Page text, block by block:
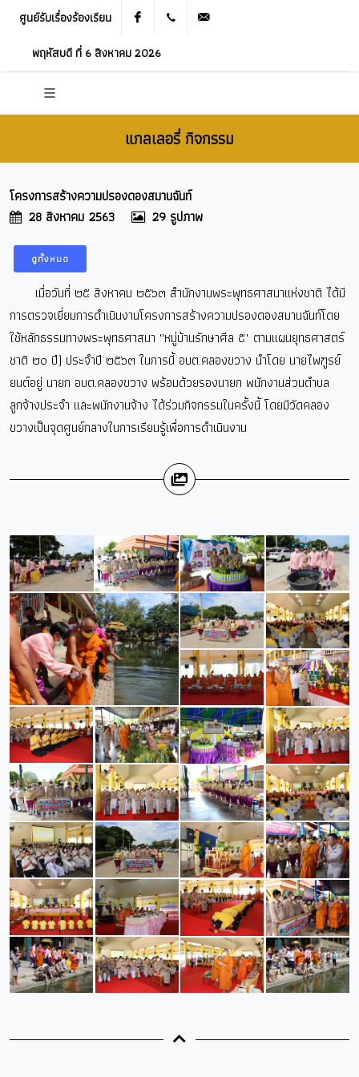
ศูนย์รับเรื่องร้องเรียน Facebook 021905536
พฤหัสบดี ที่ 6 สิงหาคม 2026
แกลเลอรี่ กิจกรรม
โครงการสร้างความปรองดองสมานฉันท์
28 สิงหาคม 2563
29 รูปภาพ
ดูทั้งหมด
เมื่อวันที่ ๒๕ สิงหาคม ๒๕๖๓ สำนักงานพระพุทธศาสนาแห่งชาติ ได้มี
การตรวจเยี่ยมการดำเนินงานโครงการสร้างความปรองดองสมานฉันท์โดย
ใช้หลักธรรมทางพระพุทธศาสนา ''หมู่บ้านรักษาศีล ๕" ตามแผนยุทธศาสตร์
ชาติ ๒๐ ปี) ประจำปี ๒๕๖๓ ในการนี้ อบต.คลองขวาง นำโดย นายไพฑูรย์
ยนต์อยู่ นายก อบต.คลองขวาง พร้อมด้วยรองนายก พนักงานส่วนตำบล
ลูกจ้างประจำ และพนักงานจ้าง ได้ร่วมกิจกรรมในครั้งนี้ โดยมีวัดคลอง
ขวางเป็นจุดศูนย์กลางในการเรียนรู้เพื่อการดำเนินงาน